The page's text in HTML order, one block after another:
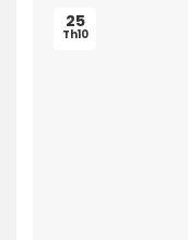
25
Th10